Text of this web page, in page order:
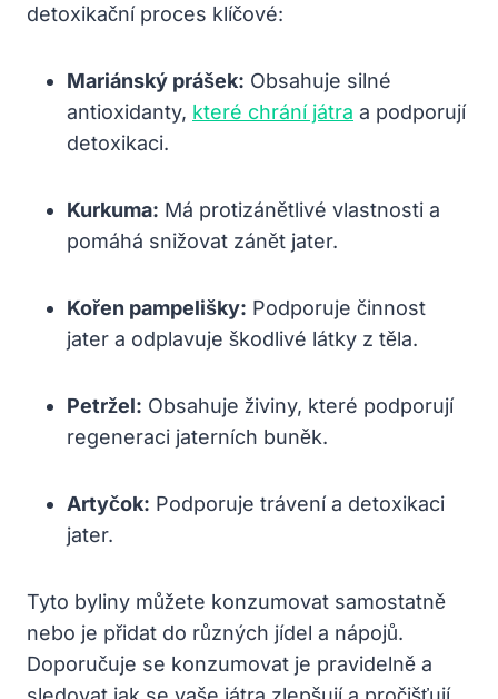
detoxikační proces klíčové:
Mariánský prášek: Obsahuje silné
antioxidanty, které chrání játra a podporují
detoxikaci.
Kurkuma: Má protizánětlivé vlastnosti a
pomáhá snižovat zánět jater.
Kořen pampelišky: Podporuje činnost
jater a odplavuje škodlivé látky z těla.
Petržel: Obsahuje živiny, které podporují
regeneraci jaterních buněk.
Artyčok: Podporuje trávení a detoxikaci
jater.
Tyto byliny můžete konzumovat samostatně
nebo je přidat do různých jídel a nápojů.
Doporučuje se konzumovat je pravidelně a